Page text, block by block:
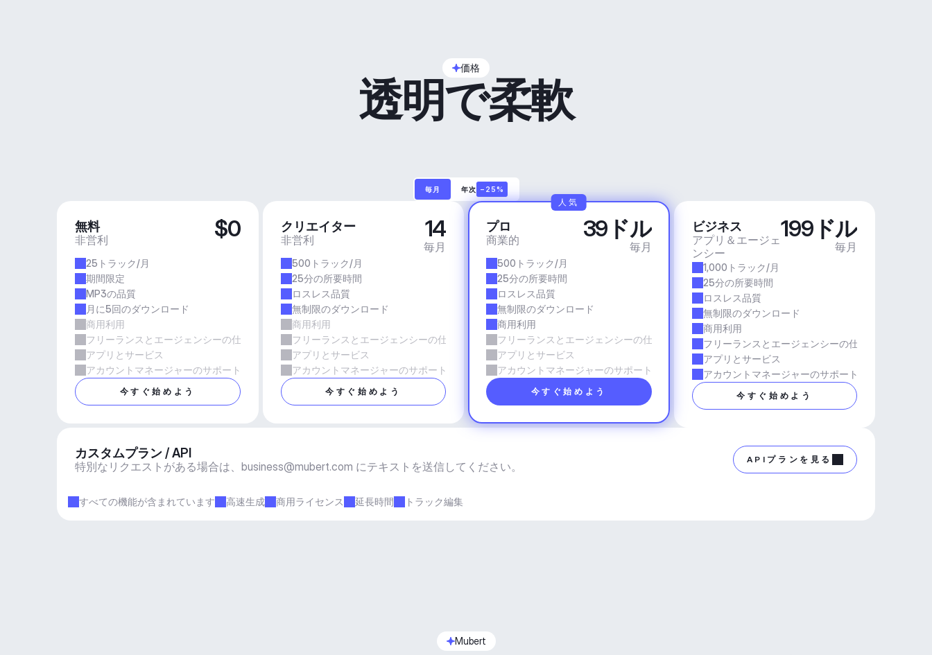
価格
透明で柔軟
毎月 年次 −25%
無料
非営利 $0
25トラック/月
期間限定
MP3の品質
月に5回のダウンロード
商用利用
フリーランスとエージェンシーの仕事
アプリとサービス
アカウントマネージャーのサポート
今すぐ始めよう
クリエイター
非営利 14
毎月
500トラック/月
25分の所要時間
ロスレス品質
無制限のダウンロード
商用利用
フリーランスとエージェンシーの仕事
アプリとサービス
アカウントマネージャーのサポート
今すぐ始めよう
プロ
商業的 39ドル
毎月
500トラック/月
25分の所要時間
ロスレス品質
無制限のダウンロード
商用利用
フリーランスとエージェンシーの仕事
アプリとサービス
アカウントマネージャーのサポート
今すぐ始めよう
人気
ビジネス
アプリ＆エージェ
ンシー
199ドル
毎月
1,000トラック/月
25分の所要時間
ロスレス品質
無制限のダウンロード
商用利用
フリーランスとエージェンシーの仕事
アプリとサービス
アカウントマネージャーのサポート
今すぐ始めよう
カスタムプラン / API
特別なリクエストがある場合は、 business@mubert.com にテキストを送信してください。
APIプランを見る
すべての機能が含まれています 高速生成 商用ライセンス 延長時間 トラック編集
Mubert